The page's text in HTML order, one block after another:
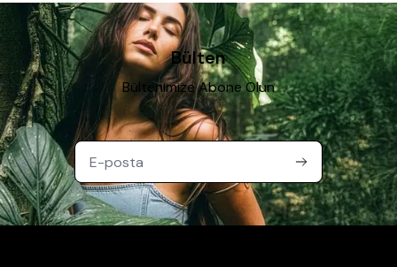
Bülten
Bültenimize Abone Olun